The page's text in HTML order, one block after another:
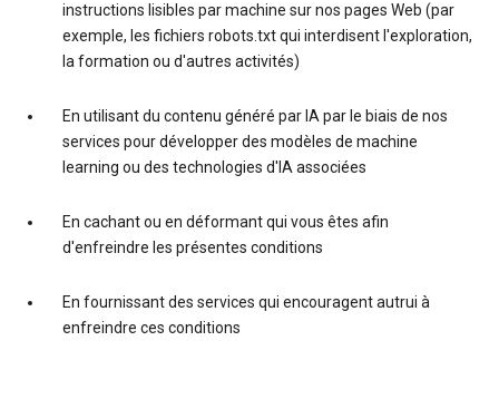
instructions lisibles par machine sur nos pages Web (par
exemple, les fichiers robots.txt qui interdisent l'exploration,
la formation ou d'autres activités)
En utilisant du contenu généré par IA par le biais de nos
services pour développer des modèles de machine
learning ou des technologies d'IA associées
En cachant ou en déformant qui vous êtes afin
d'enfreindre les présentes conditions
En fournissant des services qui encouragent autrui à
enfreindre ces conditions